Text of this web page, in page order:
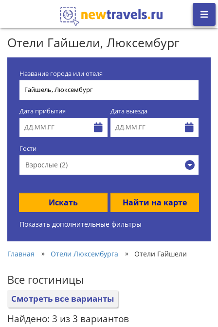
Отели Гайшели, Люксембург
Название города или отеля
Дата прибытия Дата выезда
Гости
Взрослые (2)
Искать Найти на карте
Показать дополнительные фильтры
Главная » Отели Люксембурга » Отели Гайшели
Все гостиницы
Смотреть все варианты
Найдено: 3 из 3 вариантов